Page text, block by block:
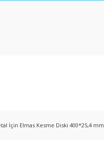
İçin Elmas Kesme Diski 400*25,4 mm